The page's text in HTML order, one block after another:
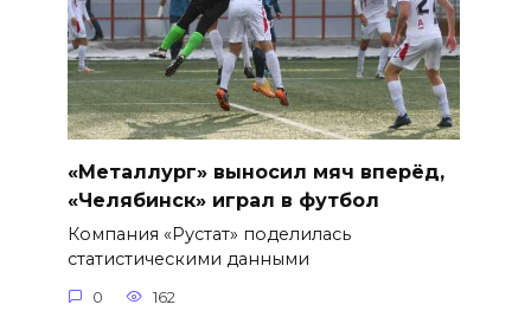
«Металлург» выносил мяч вперёд,
«Челябинск» играл в футбол
Компания «Рустат» поделилась
статистическими данными
0 162